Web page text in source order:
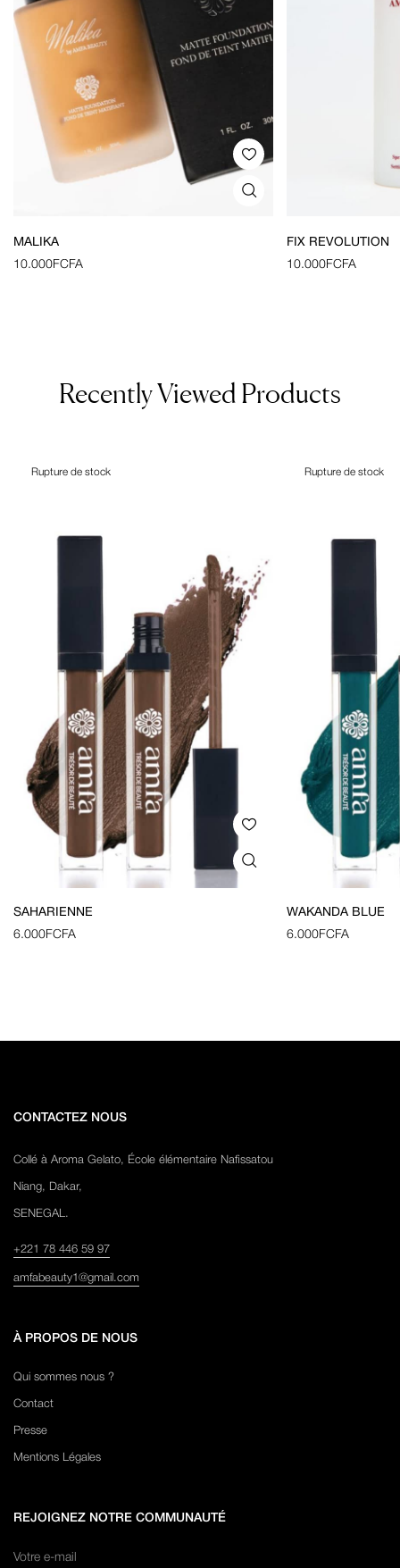
MALIKA
10.000FCFA
FIX REVOLUTION
10.000FCFA
Recently Viewed Products
Rupture de stock
SAHARIENNE
6.000FCFA
Rupture de stock
WAKANDA BLUE
6.000FCFA
CONTACTEZ NOUS
Collé à Aroma Gelato, École élémentaire Nafissatou
Niang, Dakar,
SENEGAL.
+221 78 446 59 97
amfabeauty1@gmail.com
À PROPOS DE NOUS
Qui sommes nous ?
Contact
Presse
Mentions Légales
REJOIGNEZ NOTRE COMMUNAUTÉ
Votre e-mail